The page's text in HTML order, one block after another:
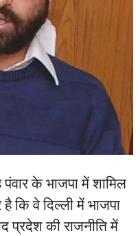
के भाजपा में शामिल
कि वे दिल्ली में भाजपा
प्रदेश की राजनीति में